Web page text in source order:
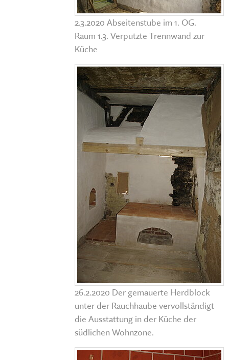
2.3.2020 Abseitenstube im 1. OG.
Raum 1.3. Verputzte Trennwand zur
Küche
26.2.2020 Der gemauerte Herdblock
unter der Rauchhaube vervollständigt
die Ausstattung in der Küche der
südlichen Wohnzone.